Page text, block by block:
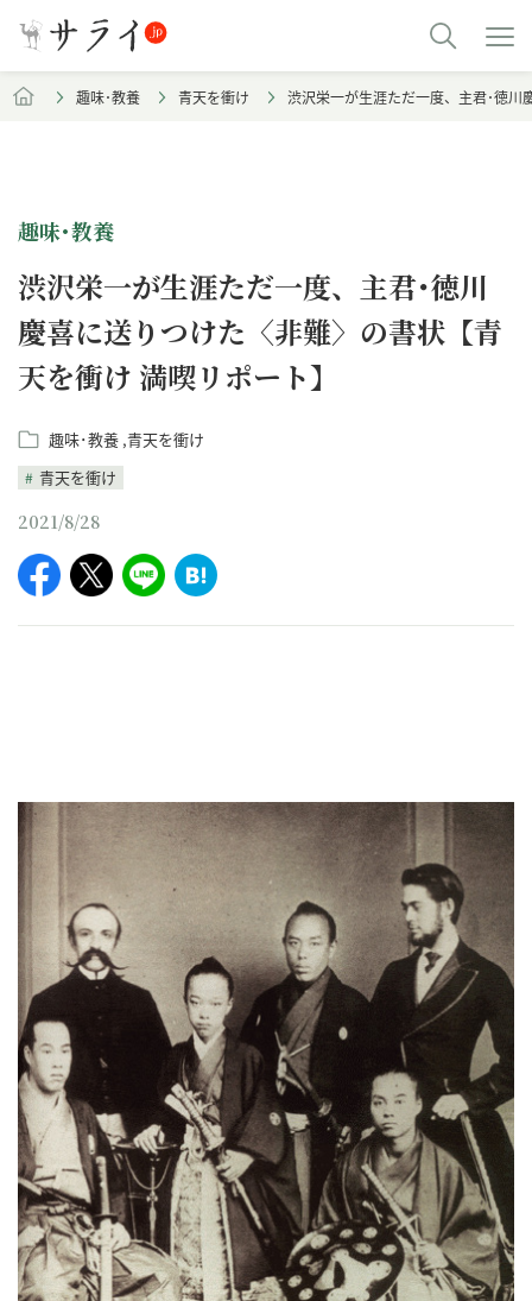
趣味･教養 青天を衝け 渋沢栄一が生涯ただ一度、主君･徳川
趣味･教養
渋沢栄一が生涯ただ一度、主君･徳川
慶喜に送りつけた〈非難〉の書状【青
天を衝け 満喫リポート】
趣味･教養 青天を衝け
青天を衝け
2021/8/28